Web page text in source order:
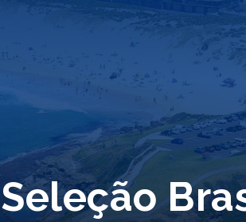
Seleção